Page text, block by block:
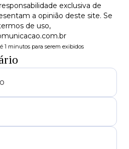
exclusiva de
a opinião deste site. Se
de uso,
1 minutos para serem exibidos